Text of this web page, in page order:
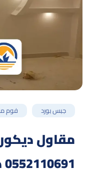
جبس بورد فوم
مقاول